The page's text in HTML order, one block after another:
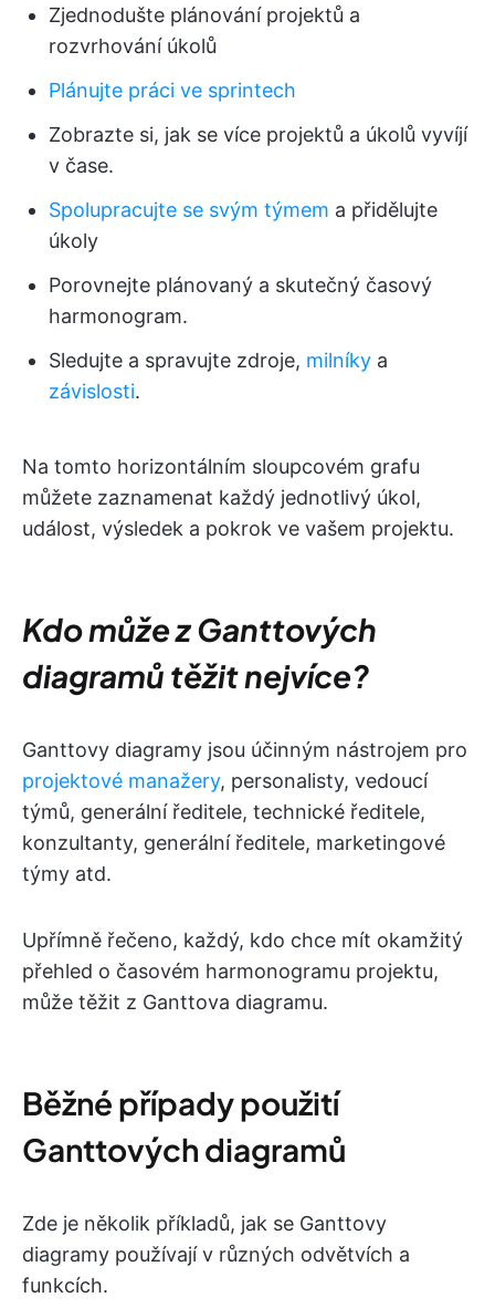
Zjednodušte plánování projektů a
rozvrhování úkolů
Plánujte práci ve sprintech
Zobrazte si, jak se více projektů a úkolů vyvíjí
v čase.
Spolupracujte se svým týmem a přidělujte
úkoly
Porovnejte plánovaný a skutečný časový
harmonogram.
Sledujte a spravujte zdroje, milníky a
závislosti.
Na tomto horizontálním sloupcovém grafu
můžete zaznamenat každý jednotlivý úkol,
událost, výsledek a pokrok ve vašem projektu.
Kdo může z Ganttových
diagramů těžit nejvíce?
Ganttovy diagramy jsou účinným nástrojem pro
projektové manažery, personalisty, vedoucí
týmů, generální ředitele, technické ředitele,
konzultanty, generální ředitele, marketingové
týmy atd.
Upřímně řečeno, každý, kdo chce mít okamžitý
přehled o časovém harmonogramu projektu,
může těžit z Ganttova diagramu.
Běžné případy použití
Ganttových diagramů
Zde je několik příkladů, jak se Ganttovy
diagramy používají v různých odvětvích a
funkcích.